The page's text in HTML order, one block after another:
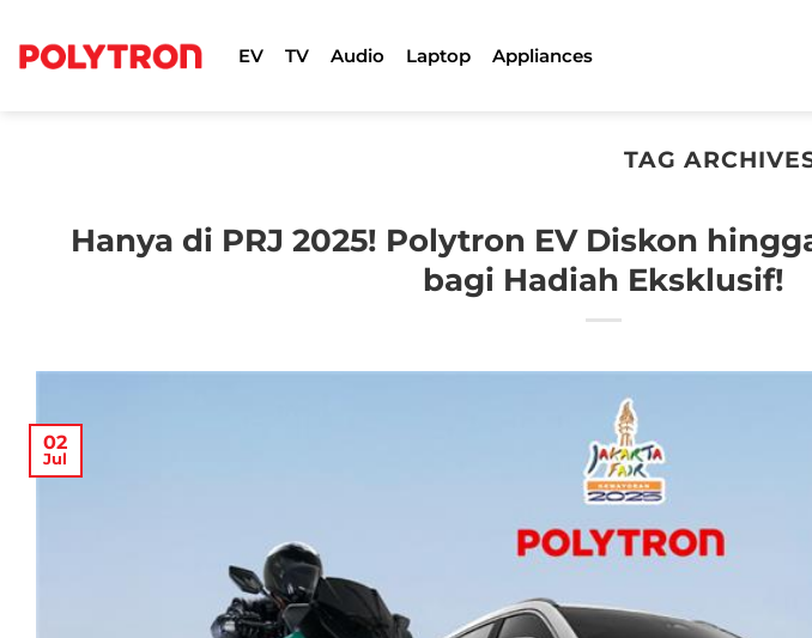
content
EV TV Audio Laptop Appliances
TAG
Hanya di PRJ 2025! Polytron EV Diskon
bagi Hadiah Eksklusif!
02
Jul